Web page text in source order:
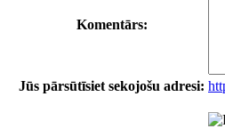
Komentārs:
Jūs pārsūtīsiet sekojošu adresi: